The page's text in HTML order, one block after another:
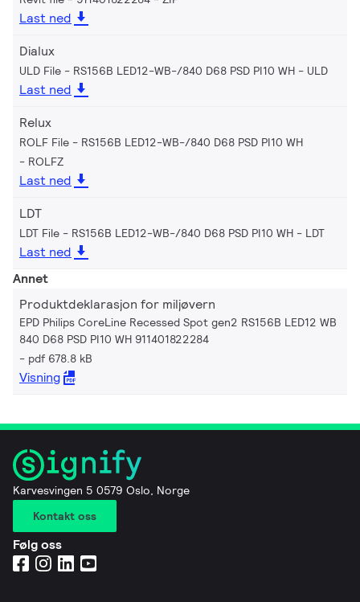
Last ned
Dialux
ULD File - RS156B LED12-WB-/840 D68 PSD PI10 WH ULD
Last ned
Relux
ROLF File - RS156B LED12-WB-/840 D68 PSD PI10 WH
ROLFZ
Last ned
LDT
LDT File - RS156B LED12-WB-/840 D68 PSD PI10 WH LDT
Last ned
Annet
Produktdeklarasjon for miljøvern
EPD Philips CoreLine Recessed Spot gen2 RS156B LED12 WB
840 D68 PSD PI10 WH 911401822284
pdf 678.8 kB
Visning
Karvesvingen 5 0579 Oslo, Norge
Kontakt oss
Følg oss